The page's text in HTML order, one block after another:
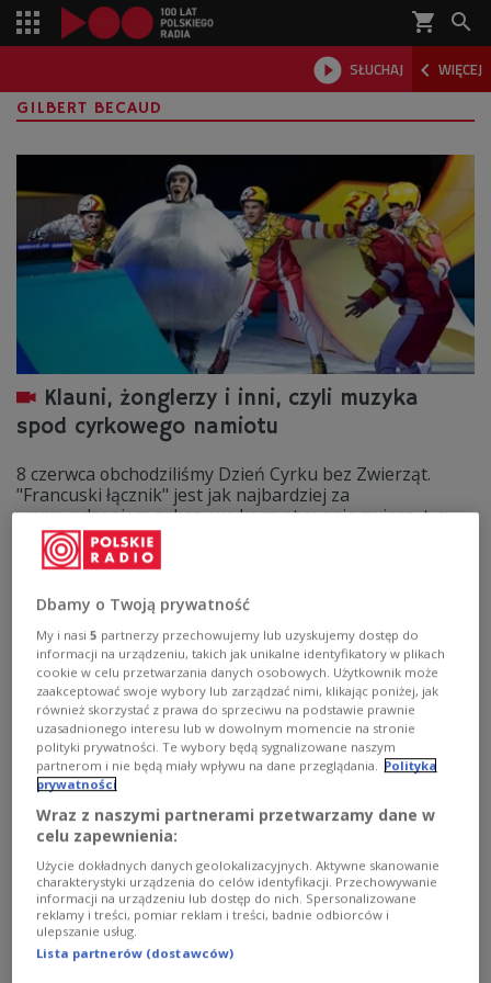
shopping_cart 
 SŁUCHAJ  WIĘCEJ

GILBERT BECAUD
Klauni, żonglerzy i inni, czyli muzyka
spod cyrkowego namiotu
8 czerwca obchodziliśmy Dzień Cyrku bez Zwierząt.
"Francuski łącznik" jest jak najbardziej za
wprowadzeniem zakazu wykorzystywania zwierząt w
cyrkach. Więc tym razem konferansjerka Monika
Małkowska wykonała salto i zaprosiła słuchaczy do
cyrku.
Zobacz więcej na temat:MUZYKA
Monika Małkowska
Bruce Springsteen
Edith Piaf
Luciano Pavarotti
Trójka
Wzrok w górę, czyli nieba kolory i walory
Chyba już każdy dzień w roku jest komu/czemuś
Dbamy o Twoją prywatność
My i nasi5 partnerzy przechowujemy lub uzyskujemy dostęp do
informacji na urządzeniu, takich jak unikalne identyfikatory w plikach
cookie w celu przetwarzania danych osobowych. Użytkownik może
zaakceptować swoje wybory lub zarządzać nimi, klikając poniżej, jak
również skorzystać z prawa do sprzeciwu na podstawie prawnie
uzasadnionego interesu lub w dowolnym momencie na stronie
polityki prywatności. Te wybory będą sygnalizowane naszym
partnerom i nie będą miały wpływu na dane przeglądania. Polityka
prywatności
Wraz z naszymi partnerami przetwarzamy dane w
celu zapewnienia:
Użycie dokładnych danych geolokalizacyjnych. Aktywne skanowanie
charakterystyki urządzenia do celów identyfikacji. Przechowywanie
informacji na urządzeniu lub dostęp do nich. Spersonalizowane
reklamy i treści, pomiar reklam i treści, badnie odbiorców i
ulepszanie usług.
Lista partnerów (dostawców)